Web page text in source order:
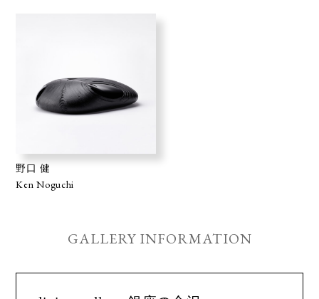
野口 健
Ken Noguchi
GALLERY INFORMATION